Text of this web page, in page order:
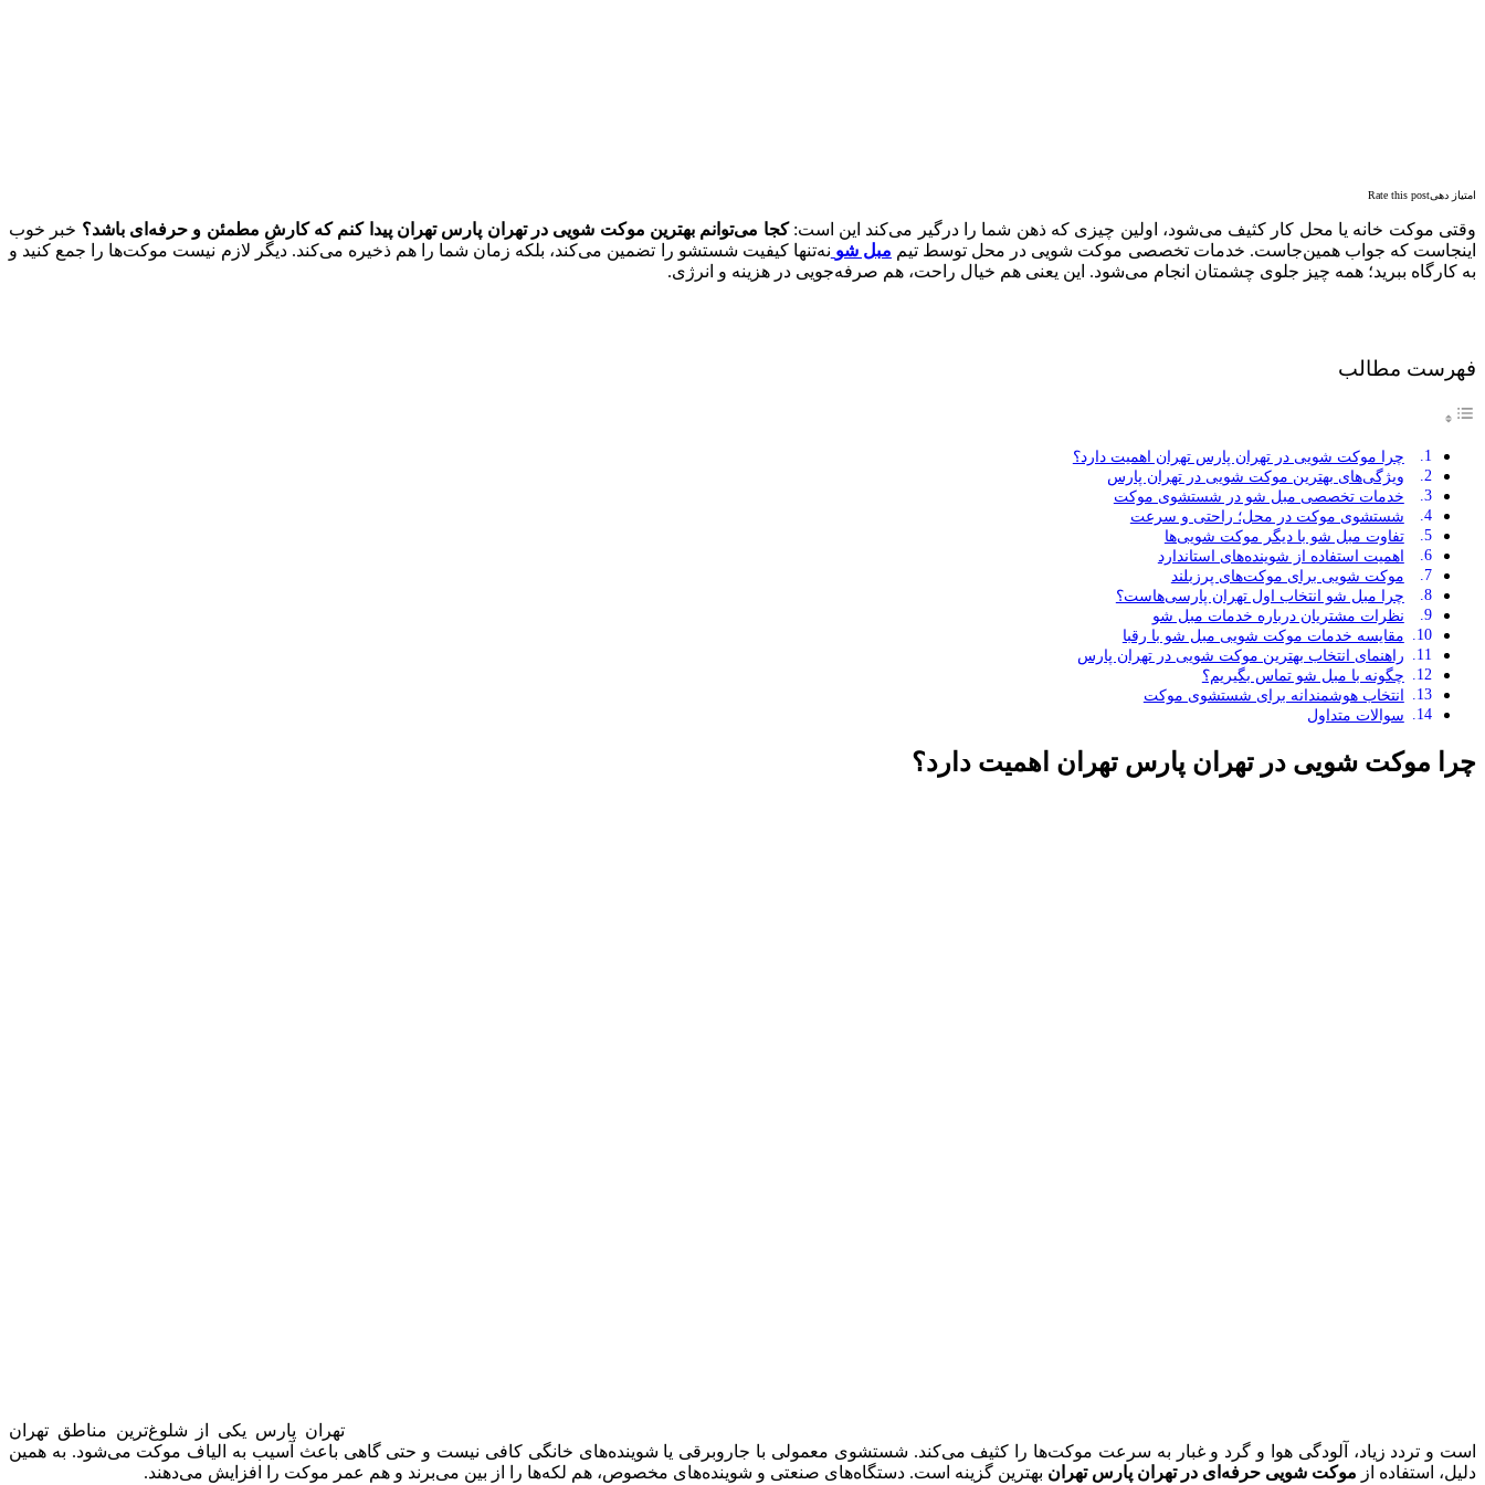
امتیاز دهیRate this post
وقتی موکت خانه یا محل کار کثیف می‌شود، اولین چیزی که ذهن شما را درگیر می‌کند این است:کجا می‌توانم بهترین موکت شویی در تهران پارس تهران پیدا کنم که کارش مطمئن و حرفه‌ای باشد؟ خبر خوب
اینجاست که جواب همین‌جاست. خدمات تخصصی موکت شویی در محل توسط تیم مبل شو نه‌تنها کیفیت شستشو را تضمین می‌کند، بلکه زمان شما را هم ذخیره می‌کند. دیگر لازم نیست موکت‌ها را جمع کنید و
به کارگاه ببرید؛ همه چیز جلوی چشمتان انجام می‌شود. این یعنی هم خیال راحت، هم صرفه‌جویی در هزینه و انرژی.
فهرست مطالب
چرا موکت شویی در تهران پارس تهران اهمیت دارد؟
ویژگی‌های بهترین موکت شویی در تهران پارس
خدمات تخصصی مبل شو در شستشوی موکت
شستشوی موکت در محل؛ راحتی و سرعت
تفاوت مبل شو با دیگر موکت شویی‌ها
اهمیت استفاده از شوینده‌های استاندارد
موکت شویی برای موکت‌های پرزبلند
چرا مبل شو انتخاب اول تهران پارسی‌هاست؟
نظرات مشتریان درباره خدمات مبل شو
مقایسه خدمات موکت شویی مبل شو با رقبا
راهنمای انتخاب بهترین موکت شویی در تهران پارس
چگونه با مبل شو تماس بگیریم؟
انتخاب هوشمندانه برای شستشوی موکت
سوالات متداول
چرا موکت شویی در تهران پارس تهران اهمیت دارد؟
تهران پارس یکی از شلوغ‌ترین مناطق تهران
است و تردد زیاد، آلودگی هوا و گرد و غبار به سرعت موکت‌ها را کثیف می‌کند. شستشوی معمولی با جاروبرقی یا شوینده‌های خانگی کافی نیست و حتی گاهی باعث آسیب به الیاف موکت می‌شود. به همین
دلیل، استفاده از موکت شویی حرفه‌ای در تهران پارس تهران بهترین گزینه است. دستگاه‌های صنعتی و شوینده‌های مخصوص، هم لکه‌ها را از بین می‌برند و هم عمر موکت را افزایش می‌دهند.